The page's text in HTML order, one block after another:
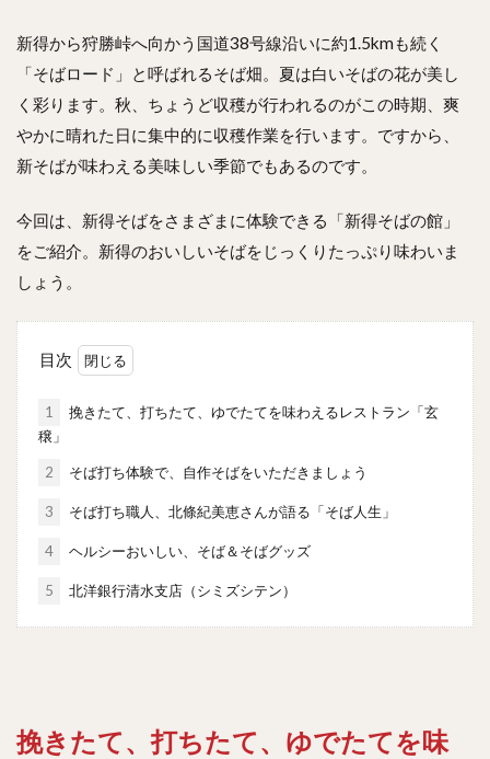
新得から狩勝峠へ向かう国道38号線沿いに約1.5kmも続く
「そばロード」と呼ばれるそば畑。夏は白いそばの花が美し
く彩ります。秋、ちょうど収穫が行われるのがこの時期、爽
やかに晴れた日に集中的に収穫作業を行います。ですから、
新そばが味わえる美味しい季節でもあるのです。
今回は、新得そばをさまざまに体験できる「新得そばの館」
をご紹介。新得のおいしいそばをじっくりたっぷり味わいま
しょう。
目次
1
挽きたて、打ちたて、ゆでたてを味わえるレストラン「玄
穣」
2 そば打ち体験で、自作そばをいただきましょう
3 そば打ち職人、北條紀美恵さんが語る「そば人生」
4 ヘルシーおいしい、そば＆そばグッズ
5 北洋銀行清水支店（シミズシテン）
挽きたて、打ちたて、ゆでたてを味